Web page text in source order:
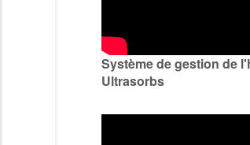
Système de gestion de
Ultrasorbs